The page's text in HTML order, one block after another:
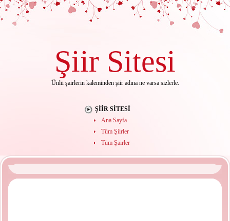
Şiir Sitesi
Ünlü şairlerin kaleminden şiir adına ne varsa sizlerle.
ŞIIR SITESI
Ana Sayfa
Tüm Şiirler
Tüm Şairler